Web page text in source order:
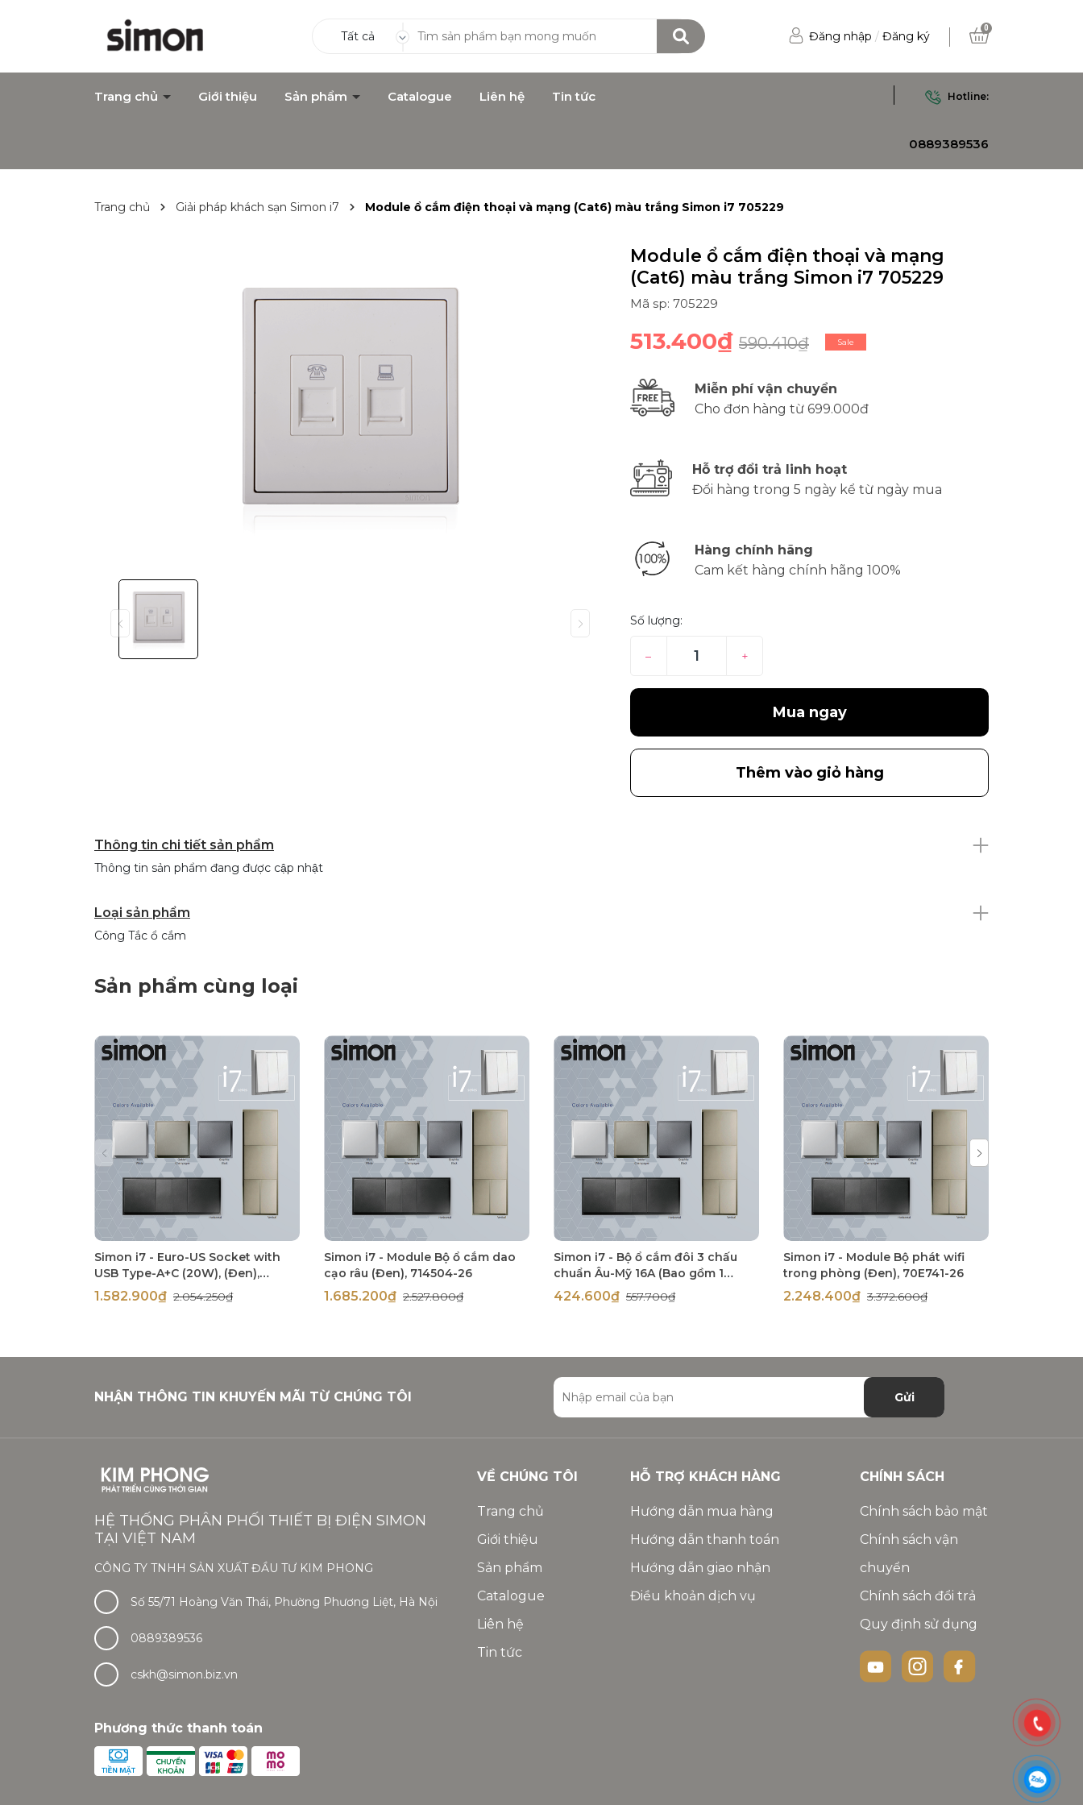
Tất cả Đăng nhập / Đăng ký
0
Trang chủ Giới thiệu Sản phẩm Catalogue Liên hệ Tin tức Hotline:
0889389536
Trang chủ Giải pháp khách sạn Simon i7 Module ổ cắm điện thoại và mạng (Cat6) màu trắng Simon i7 705229
Module ổ cắm điện thoại và mạng
(Cat6) màu trắng Simon i7 705229
Mã sp: 705229
513.400₫ 590.410₫ Sale
Miễn phí vận chuyển
Cho đơn hàng từ 699.000đ
Hỗ trợ đổi trả linh hoạt
Đổi hàng trong 5 ngày kể từ ngày mua
Hàng chính hãng
Cam kết hàng chính hãng 100%
Số lượng:
– +
Mua ngay
Thêm vào giỏ hàng
Thông tin chi tiết sản phẩm
Thông tin sản phẩm đang được cập nhật
Loại sản phẩm
Công Tắc ổ cắm
Sản phẩm cùng loại
Simon i7 - Euro-US Socket with
USB Type-A+C (20W), (Đen),
71E7251-26
1.582.900₫ 2.054.250₫
Simon i7 - Module Bộ ổ cắm dao
cạo râu (Đen), 714504-26
1.685.200₫ 2.527.800₫
Simon i7 - Bộ ổ cắm đôi 3 chấu
chuẩn Âu-Mỹ 16A (Bao gồm 1
module và 1 khung), (Đen), 711287-
26
424.600₫ 557.700₫
Simon i7 - Module Bộ phát wifi
trong phòng (Đen), 70E741-26
2.248.400₫ 3.372.600₫
NHẬN THÔNG TIN KHUYẾN MÃI TỪ CHÚNG TÔI Gửi
HỆ THỐNG PHÂN PHỐI THIẾT BỊ ĐIỆN SIMON
TẠI VIỆT NAM
CÔNG TY TNHH SẢN XUẤT ĐẦU TƯ KIM PHONG
Số 55/71 Hoàng Văn Thái, Phường Phương Liệt, Hà Nội
0889389536
cskh@simon.biz.vn
Phương thức thanh toán
VỀ CHÚNG TÔI
Trang chủ
Giới thiệu
Sản phẩm
Catalogue
Liên hệ
Tin tức
HỖ TRỢ KHÁCH HÀNG
Hướng dẫn mua hàng
Hướng dẫn thanh toán
Hướng dẫn giao nhận
Điều khoản dịch vụ
CHÍNH SÁCH
Chính sách bảo mật
Chính sách vận
chuyển
Chính sách đổi trả
Quy định sử dụng